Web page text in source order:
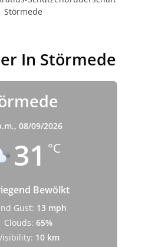
Störmede
In Störmede
08/09/2026
31 °C
Bewölkt
Gust: 13 mph
Clouds: 65%
10 km